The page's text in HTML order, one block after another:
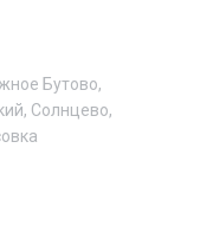
Бутово,
Солнцево,